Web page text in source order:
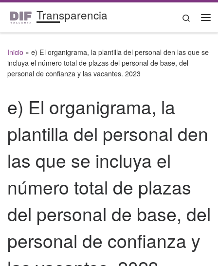
Saltar al contenido
Transparencia
Search
Inicio » e) El organigrama, la plantilla del personal den las que se
incluya el número total de plazas del personal de base, del
personal de confianza y las vacantes. 2023
e) El organigrama, la
plantilla del personal den
las que se incluya el
número total de plazas
del personal de base, del
personal de confianza y